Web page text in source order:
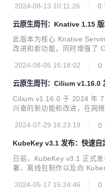
琐且易出错；某些组件无水
ernetes，提供了用户友好且
好的基础，并进一步推动了
2024-08-13 10:11:26 0
云原生周刊：Knative 1.15
此版本为核心 Knative
改进和新功能，同时增强了
2024-08-05 16:18:02
0
云原生周刊：Cilium v1.16.0
Cilium v1.16.0 于 2024 年 7
兴奋的新功能和改进，在网
化。
2024-07-29 16:23:19 0
KubeKey v3.1 发布：快速自
日前，KubeKey v3.1 正式
署、离线包制作以及向
2024-05-17 15:24:46
0